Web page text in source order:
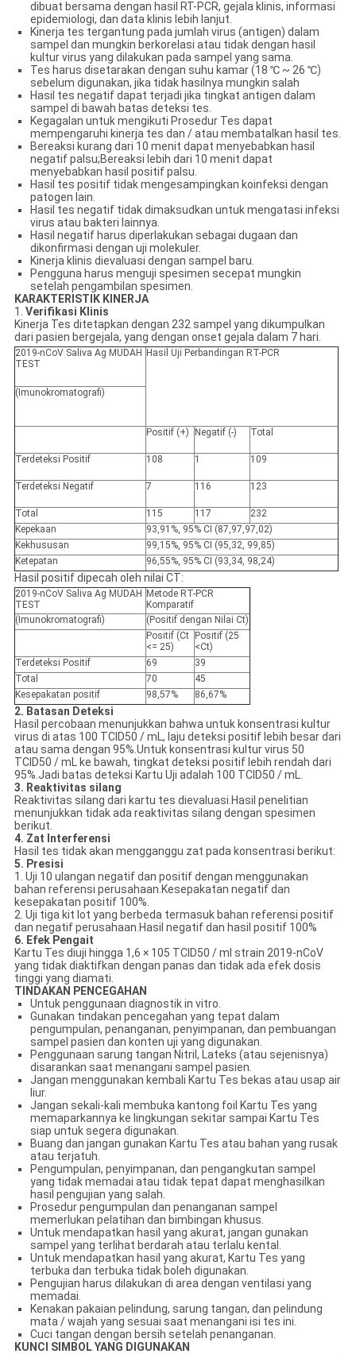
dibuat bersama dengan hasil RT-PCR, gejala klinis, informasi
epidemiologi, dan data klinis lebih lanjut.
Kinerja tes tergantung pada jumlah virus (antigen) dalam
sampel dan mungkin berkorelasi atau tidak dengan hasil
kultur virus yang dilakukan pada sampel yang sama.
Tes harus disetarakan dengan suhu kamar (18 ℃ ~ 26 ℃)
sebelum digunakan, jika tidak hasilnya mungkin salah
Hasil tes negatif dapat terjadi jika tingkat antigen dalam
sampel di bawah batas deteksi tes.
Kegagalan untuk mengikuti Prosedur Tes dapat
mempengaruhi kinerja tes dan / atau membatalkan hasil tes.
Bereaksi kurang dari 10 menit dapat menyebabkan hasil
negatif palsu;Bereaksi lebih dari 10 menit dapat
menyebabkan hasil positif palsu.
Hasil tes positif tidak mengesampingkan koinfeksi dengan
patogen lain.
Hasil tes negatif tidak dimaksudkan untuk mengatasi infeksi
virus atau bakteri lainnya.
Hasil negatif harus diperlakukan sebagai dugaan dan
dikonfirmasi dengan uji molekuler.
Kinerja klinis dievaluasi dengan sampel baru.
Pengguna harus menguji spesimen secepat mungkin
setelah pengambilan spesimen.
KARAKTERISTIK KINERJA
1. Verifikasi Klinis
Kinerja Tes ditetapkan dengan 232 sampel yang dikumpulkan
dari pasien bergejala, yang dengan onset gejala dalam 7 hari.
2019-nCoV Saliva Ag MUDAH
TEST
Hasil Uji Perbandingan RT-PCR
(Imunokromatografi)
Positif (+) Negatif (-) Total
Terdeteksi Positif 108 1 109
Terdeteksi Negatif 7 116 123
Total 115 117
232
Kepekaan
93,91%, 95% CI (87,97,97,02)
Kekhususan
99,15%, 95% CI (95,32, 99,85)
Ketepatan
96,55%, 95% CI (93,34, 98,24)
Hasil positif dipecah oleh nilai CT:
2019-nCoV Saliva Ag MUDAH
TEST
Metode RT-PCR
Komparatif
(Imunokromatografi)
(Positif dengan Nilai Ct)
Positif (Ct
<= 25)
Positif (25
<Ct)
Terdeteksi Positif 69
39
Total
70
45
Kesepakatan positif
98,57% 86,67%
2. Batasan Deteksi
Hasil percobaan menunjukkan bahwa untuk konsentrasi kultur
virus di atas 100 TCID50 / mL, laju deteksi positif lebih besar dari
atau sama dengan 95%.Untuk konsentrasi kultur virus 50
TCID50 / mL ke bawah, tingkat deteksi positif lebih rendah dari
95%.Jadi batas deteksi Kartu Uji adalah 100 TCID50 / mL.
3. Reaktivitas silang
Reaktivitas silang dari kartu tes dievaluasi.Hasil penelitian
menunjukkan tidak ada reaktivitas silang dengan spesimen
berikut.
4. Zat Interferensi
Hasil tes tidak akan mengganggu zat pada konsentrasi berikut:
5. Presisi
1. Uji 10 ulangan negatif dan positif dengan menggunakan
bahan referensi perusahaan.Kesepakatan negatif dan
kesepakatan positif 100%.
2. Uji tiga kit lot yang berbeda termasuk bahan referensi positif
dan negatif perusahaan.Hasil negatif dan hasil positif 100%
6. Efek Pengait
Kartu Tes diuji hingga 1,6 × 105 TCID50 / ml strain 2019-nCoV
yang tidak diaktifkan dengan panas dan tidak ada efek dosis
tinggi yang diamati.
TINDAKAN PENCEGAHAN
Untuk penggunaan diagnostik in vitro.
Gunakan tindakan pencegahan yang tepat dalam
pengumpulan, penanganan, penyimpanan, dan pembuangan
sampel pasien dan konten uji yang digunakan.
Penggunaan sarung tangan Nitril, Lateks (atau sejenisnya)
disarankan saat menangani sampel pasien.
Jangan menggunakan kembali Kartu Tes bekas atau usap air
liur.
Jangan sekali-kali membuka kantong foil Kartu Tes yang
memaparkannya ke lingkungan sekitar sampai Kartu Tes
siap untuk segera digunakan.
Buang dan jangan gunakan Kartu Tes atau bahan yang rusak
atau terjatuh.
Pengumpulan, penyimpanan, dan pengangkutan sampel
yang tidak memadai atau tidak tepat dapat menghasilkan
hasil pengujian yang salah.
Prosedur pengumpulan dan penanganan sampel
memerlukan pelatihan dan bimbingan khusus.
Untuk mendapatkan hasil yang akurat, jangan gunakan
sampel yang terlihat berdarah atau terlalu kental.
Untuk mendapatkan hasil yang akurat, Kartu Tes yang
terbuka dan terbuka tidak boleh digunakan.
Pengujian harus dilakukan di area dengan ventilasi yang
memadai.
Kenakan pakaian pelindung, sarung tangan, dan pelindung
mata / wajah yang sesuai saat menangani isi tes ini.
Cuci tangan dengan bersih setelah penanganan.
KUNCI SIMBOL YANG DIGUNAKAN